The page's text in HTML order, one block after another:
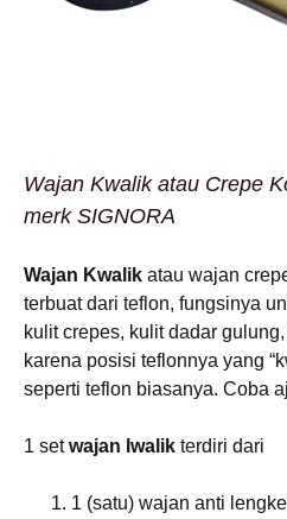
Wajan Kwalik atau Crepe
merk SIGNORA
Wajan Kwalik atau wajan
terbuat dari teflon, fungsinya
kulit crepes, kulit dadar
karena posisi teflonnya yang
seperti teflon biasanya. Coba
1 setwajan lwalik terdiri dari
1 (satu) wajan anti